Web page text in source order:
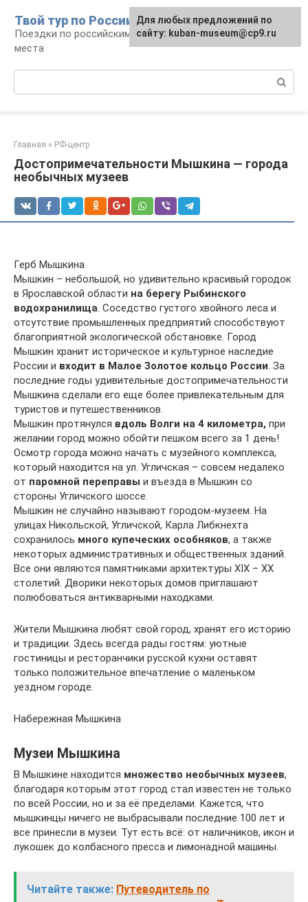
контенту
Твой тур по России
Поездки по российским городам, маршруты и
места
Главная » РФ-центр
Достопримечательности Мышкина — города
необычных музеев
Герб Мышкина
Мышкин – небольшой, но удивительно красивый городок
в Ярославской области на берегу Рыбинского
водохранилища. Соседство густого хвойного леса и
отсутствие промышленных предприятий способствуют
благоприятной экологической обстановке. Город
Мышкин хранит историческое и культурное наследие
России и входит в Малое Золотое кольцо России. За
последние годы удивительные достопримечательности
Мышкина сделали его еще более привлекательным для
туристов и путешественников.
Мышкин протянулся вдоль Волги на 4 километра, при
желании город можно обойти пешком всего за 1 день!
Осмотр города можно начать с музейного комплекса,
который находится на ул. Угличская – совсем недалеко
от паромной переправы и въезда в Мышкин со
стороны Угличского шоссе.
Мышкин не случайно называют городом-музеем. На
улицах Никольской, Угличской, Карла Либкнехта
сохранилось много купеческих особняков, а также
некоторых административных и общественных зданий.
Все они являются памятниками архитектуры XIX – XX
столетий. Дворики некоторых домов приглашают
полюбоваться антикварными находками.
Жители Мышкина любят свой город, хранят его историю
и традиции. Здесь всегда рады гостям: уютные
гостиницы и ресторанчики русской кухни оставят
только положительное впечатление о маленьком
уездном городе.
Набережная Мышкина
Музеи Мышкина
В Мышкине находится множество необычных музеев,
благодаря которым этот город стал известен не только
по всей России, но и за её пределами. Кажется, что
мышкинцы ничего не выбрасывали последние 100 лет и
все принесли в музеи. Тут есть всё: от наличников, икон и
лукошек до колбасного пресса и лимонадной машины.
Читайте также: Путеводитель по
Для любых предложений по
сайту: kuban-museum@cp9.ru